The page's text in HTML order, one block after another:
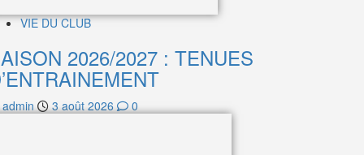
VIE DU CLUB
2026/2027 : TENUES
admin 3 août 2026 0